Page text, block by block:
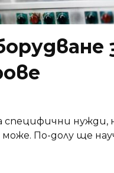
нужди,
По-долу ще